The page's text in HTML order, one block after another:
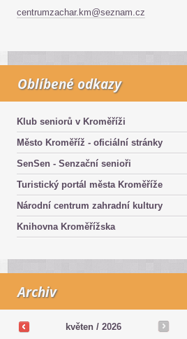
centrumzachar.km@seznam.cz
Oblíbené odkazy
Klub seniorů v Kroměříži
Město Kroměříž - oficiální stránky
SenSen - Senzační senioři
Turistický portál města Kroměříže
Národní centrum zahradní kultury
Knihovna Kroměřížska
Archiv
květen / 2026